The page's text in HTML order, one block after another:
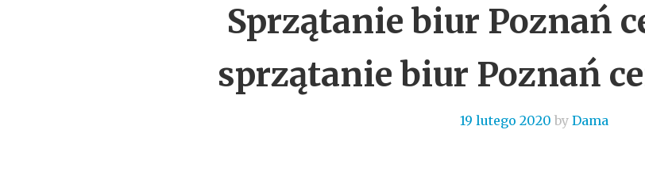
Sprzątanie biur Poznań
sprzątanie biur Poznań
19 lutego 2020 by Dama